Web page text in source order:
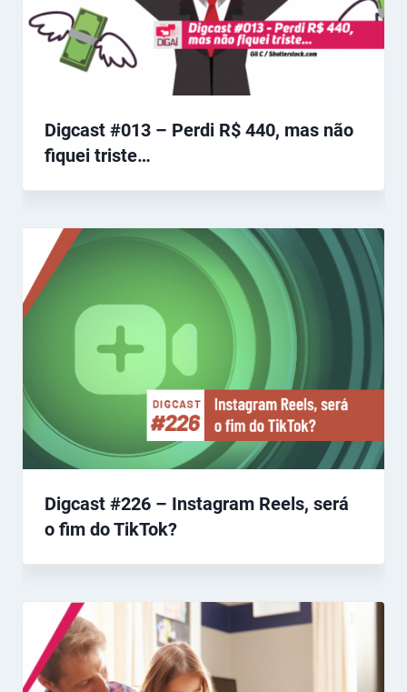
Digcast #013 – Perdi R$ 440, mas não
fiquei triste…
Digcast #226 – Instagram Reels, será
o fim do TikTok?